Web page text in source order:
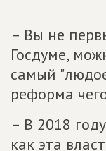
– Вы не
Госдуме,
самый
реформа
– В 2018
как эта